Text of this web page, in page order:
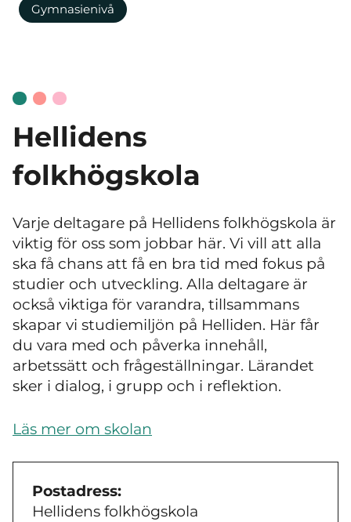
Gymnasienivå
Hellidens
folkhögskola
Varje deltagare på Hellidens folkhögskola är
viktig för oss som jobbar här. Vi vill att alla
ska få chans att få en bra tid med fokus på
studier och utveckling. Alla deltagare är
också viktiga för varandra, tillsammans
skapar vi studiemiljön på Helliden. Här får
du vara med och påverka innehåll,
arbetssätt och frågeställningar. Lärandet
sker i dialog, i grupp och i reflektion.
Läs mer om skolan
Postadress:
Hellidens folkhögskola